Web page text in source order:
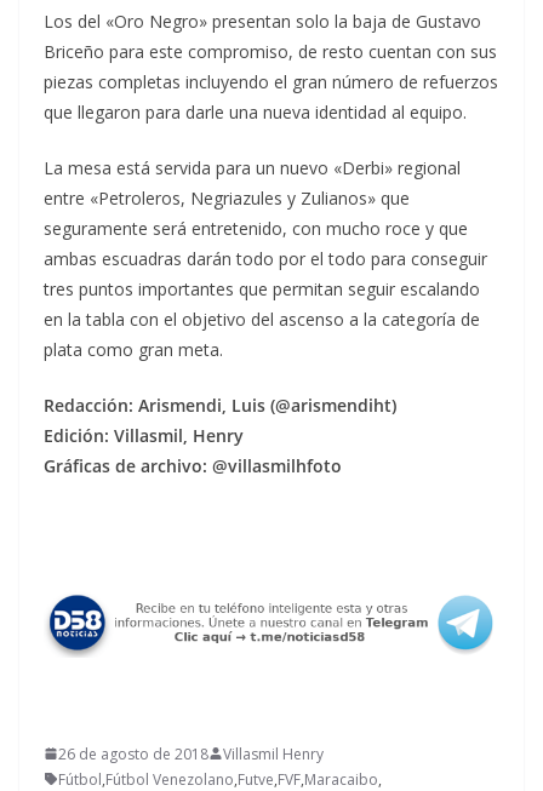
Los del «Oro Negro» presentan solo la baja de Gustavo
Briceño para este compromiso, de resto cuentan con sus
piezas completas incluyendo el gran número de refuerzos
que llegaron para darle una nueva identidad al equipo.
La mesa está servida para un nuevo «Derbi» regional
entre «Petroleros, Negriazules y Zulianos» que
seguramente será entretenido, con mucho roce y que
ambas escuadras darán todo por el todo para conseguir
tres puntos importantes que permitan seguir escalando
en la tabla con el objetivo del ascenso a la categoría de
plata como gran meta.
Redacción: Arismendi, Luis (@arismendiht)
Edición: Villasmil, Henry
Gráficas de archivo: @villasmilhfoto
26 de agosto de 2018
Villasmil Henry
Fútbol,Fútbol Venezolano,Futve,FVF,Maracaibo,